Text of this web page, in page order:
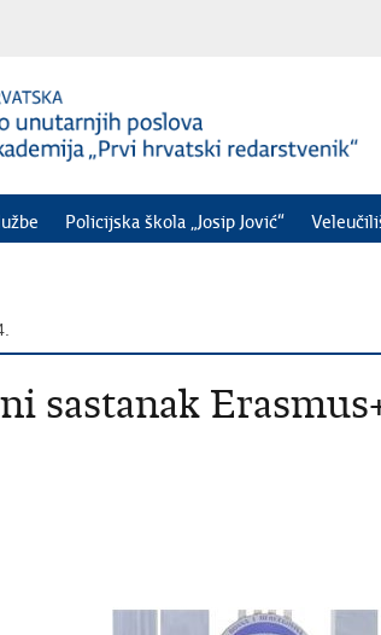
Policijska škola „Josip Jović“
sastanak